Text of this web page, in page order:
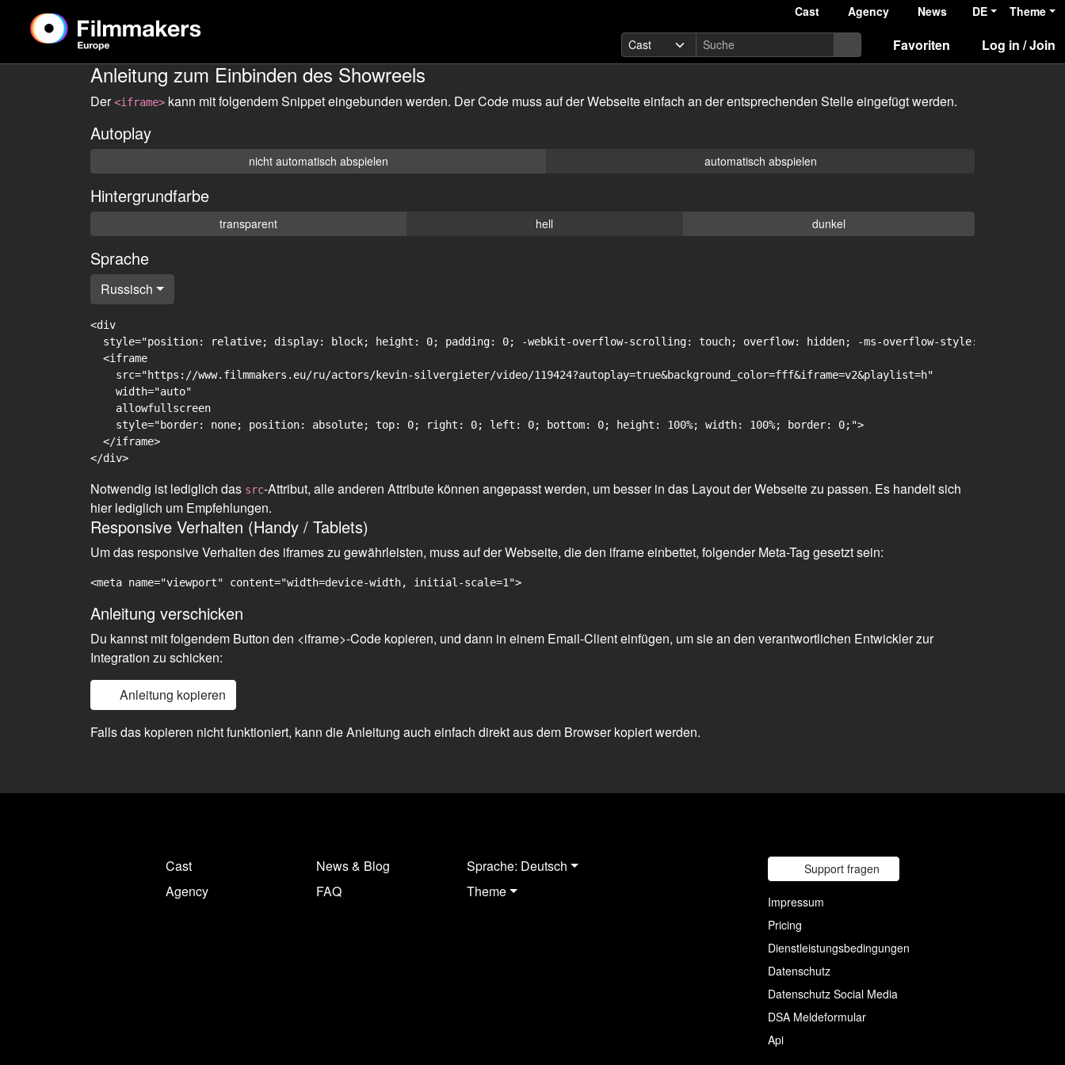
Cast Agency News DE Theme
Favoriten Log in / Join
Anleitung zum Einbinden des Showreels
Der<iframe> kann mit folgendem Snippet eingebunden werden. Der Code muss auf der Webseite einfach an der entsprechenden Stelle eingefügt werden.
Autoplay
nicht automatisch abspielen automatisch abspielen
Hintergrundfarbe
transparent hell dunkel
Sprache
Russisch
<div
style="position: relative; display: block; height: 0; padding: 0; -webkit-overflow-scrolling: touch; overflow: hidden; -ms-overflow-style: -ms-
  <iframe
    src="https://www.filmmakers.eu/ru/actors/kevin-silvergieter/video/119424?autoplay=true&background_color=fff&iframe=v2&playlist=h"
    width="auto"
    allowfullscreen
    style="border: none; position: absolute; top: 0; right: 0; left: 0; bottom: 0; height: 100%; width: 100%; border: 0;">
  </iframe>
Notwendig ist lediglich das src-Attribut, alle anderen Attribute können angepasst werden, um besser in das Layout der Webseite zu passen. Es handelt sich
hier lediglich um Empfehlungen.
Responsive Verhalten (Handy / Tablets)
Um das responsive Verhalten des iframes zu gewährleisten, muss auf der Webseite, die den iframe einbettet, folgender Meta-Tag gesetzt sein:
<meta name="viewport" content="width=device-width, initial-scale=1">
Anleitung verschicken
Du kannst mit folgendem Button den <iframe>-Code kopieren, und dann in einem Email-Client einfügen, um sie an den verantwortlichen Entwickler zur
Integration zu schicken:
Anleitung kopieren
Falls das kopieren nicht funktioniert, kann die Anleitung auch einfach direkt aus dem Browser kopiert werden.
Cast
Agency
News & Blog
FAQ
Sprache: Deutsch
Theme
Support fragen
Impressum
Pricing
Dienstleistungsbedingungen
Datenschutz
Datenschutz Social Media
DSA Meldeformular
Api